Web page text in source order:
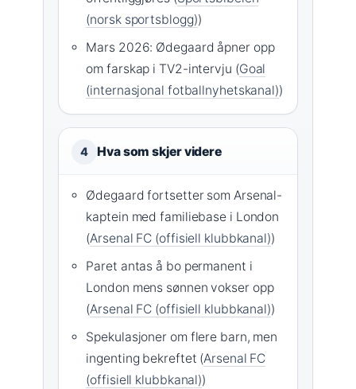
(norsk sportsblogg))
Mars 2026: Ødegaard åpner opp
om farskap i TV2-intervju (Goal
(internasjonal fotballnyhetskanal))
4 Hva som skjer videre
Ødegaard fortsetter som Arsenal-
kaptein med familiebase i London
(Arsenal FC (offisiell klubbkanal))
Paret antas å bo permanent i
London mens sønnen vokser opp
(Arsenal FC (offisiell klubbkanal))
Spekulasjoner om flere barn, men
ingenting bekreftet (Arsenal FC
(offisiell klubbkanal))